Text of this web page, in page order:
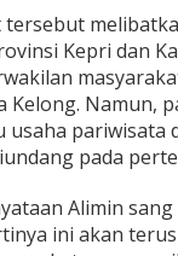
tersebut
Kepri dan
Kelong. Namun,
usaha pariwisata
pada
Alimin sang
ini akan